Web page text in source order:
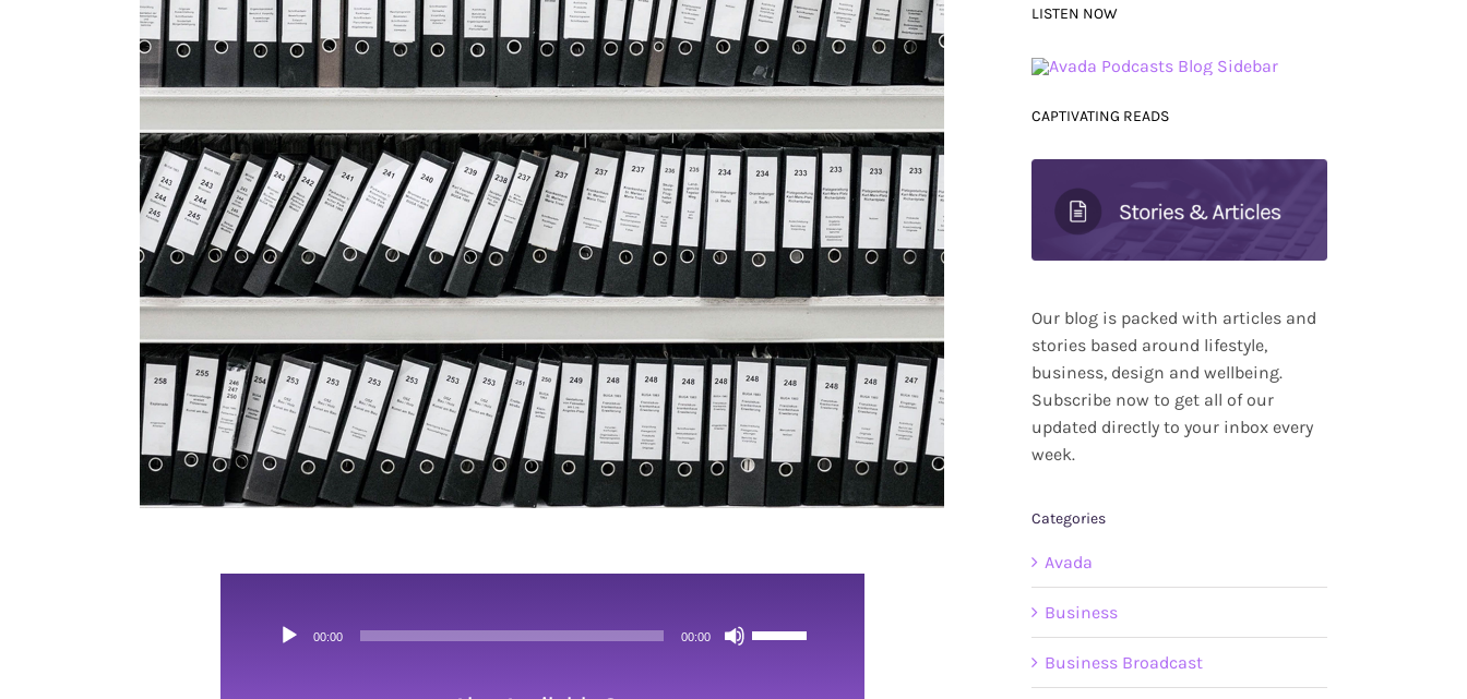
Audio
00:00 00:00
LISTEN NOW
CAPTIVATING READS
Our blog is packed with articles and
stories based around lifestyle,
business, design and wellbeing.
Subscribe now to get all of our
updated directly to your inbox every
week.
Categories
Avada
Business
Business Broadcast